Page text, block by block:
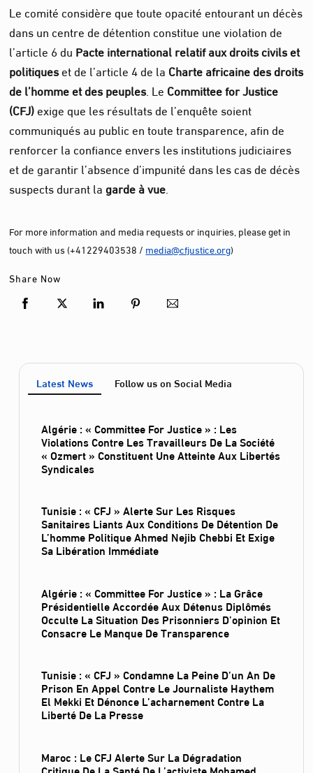
Le comité considère que toute opacité entourant un décès
dans un centre de détention constitue une violation de
l’article 6 duPacte international relatif aux droits civils et
politiqueset de l’article 4 de laCharte africaine des droits
de l’homme et des peuples. LeCommittee for Justice
(CFJ)exige que les résultats de l’enquête soient
communiqués au public en toute transparence, afin de
renforcer la confiance envers les institutions judiciaires
et de garantir l’absence d’impunité dans les cas de décès
suspects durant lagarde à vue.
For more information and media requests or inquiries, please get in
touch with us (+41229403538 / media@cfjustice.org)
Share Now
Latest News Follow us on Social Media
Algérie : « Committee For Justice » : Les
Violations Contre Les Travailleurs De La Société
« Ozmert » Constituent Une Atteinte Aux Libertés
Syndicales
Tunisie : « CFJ » Alerte Sur Les Risques
Sanitaires Liants Aux Conditions De Détention De
L’homme Politique Ahmed Nejib Chebbi Et Exige
Sa Libération Immédiate
Algérie : « Committee For Justice » : La Grâce
Présidentielle Accordée Aux Détenus Diplômés
Occulte La Situation Des Prisonniers D’opinion Et
Consacre Le Manque De Transparence
Tunisie : « CFJ » Condamne La Peine D’un An De
Prison En Appel Contre Le Journaliste Haythem
El Mekki Et Dénonce L’acharnement Contre La
Liberté De La Presse
Maroc : Le CFJ Alerte Sur La Dégradation